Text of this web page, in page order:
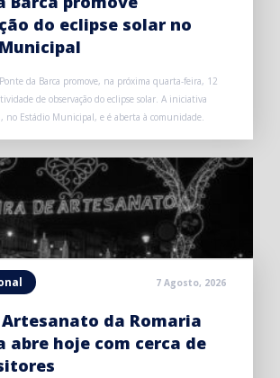
do eclipse solar no
da Barca promove, na próxima quarta-feira, 12
de observação do eclipse solar. A iniciativa
no Estádio Municipal, e é aberta à comunidade.
7 Agosto, 2026
Artesanato da Romaria
abre hoje com cerca de